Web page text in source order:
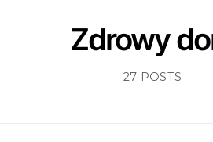
Zdrowy
27 POSTS